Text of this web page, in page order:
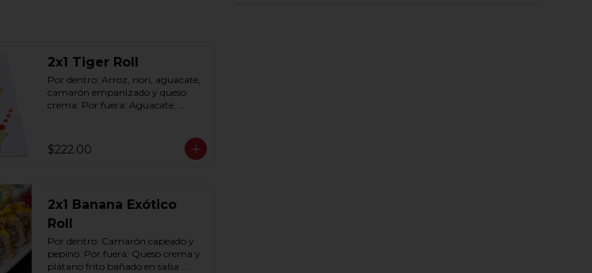
2x1 Tiger Roll
Por dentro: Arroz, nori, aguacate,
camarón empanizado y queso
crema. Por fuera: Aguacate,
anguila (10 pzas. por rollo).
$222.00
2x1 Banana Exótico
Roll
Por dentro: Camarón capeado y
pepino. Por fuera: Queso crema y
plátano frito bañado en salsa